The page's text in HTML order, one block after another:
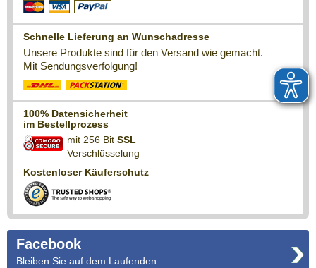
Schnelle Lieferung an Wunschadresse
Unsere Produkte sind für den Versand wie gemacht.
Mit Sendungsverfolgung!
100% Datensicherheit
im Bestellprozess
mit 256 Bit SSL
Verschlüsselung
Kostenloser Käuferschutz
Facebook
Bleiben Sie auf dem Laufenden